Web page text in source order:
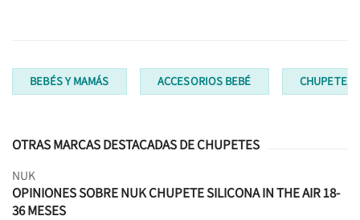
BEBÉS Y MAMÁS ACCESORIOS BEBÉ CHUPETES
OTRAS MARCAS DESTACADAS DE CHUPETES
NUK
OPINIONES SOBRE NUK CHUPETE SILICONA IN THE AIR 18-
36 MESES